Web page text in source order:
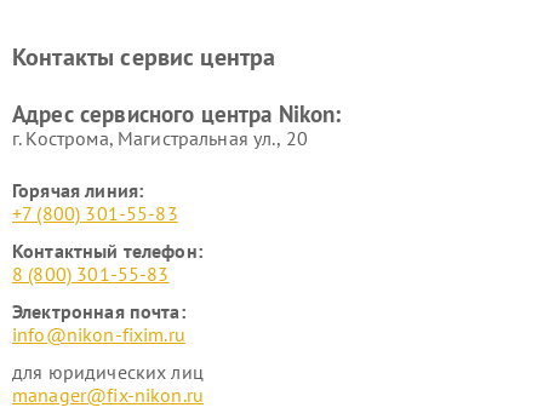
Контакты сервис центра
Адрес сервисного центра Nikon:
г. Кострома, Магистральная ул., 20
Горячая линия:
+7 (800) 301-55-83
Контактный телефон:
8 (800) 301-55-83
Электронная почта:
info@nikon-fixim.ru
для юридических лиц
manager@fix-nikon.ru